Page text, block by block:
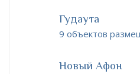
Гудаута
9 объектов
Новый Афон